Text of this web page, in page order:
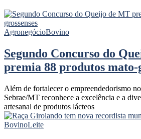
AgronegócioBovino
Segundo Concurso do
premia 88 produtos mato-
Além de fortalecer o empreendedorismo
Sebrae/MT reconhece a excelência e a
artesanal de produtos lácteos
BovinoLeite